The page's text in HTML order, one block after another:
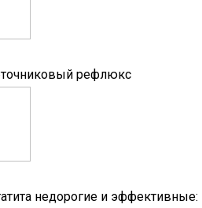
рефлюкс
недорогие и эффективные: